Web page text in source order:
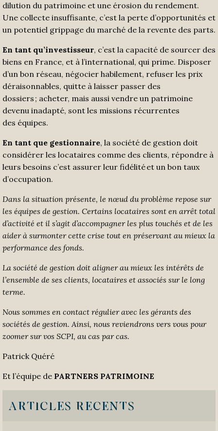
dilution du patrimoine et une érosion du rendement.
Une collecte insuffisante, c’est la perte d’opportunités et
un potentiel grippage du marché de la revente des parts.
En tant qu’investisseur, c’est la capacité de sourcer des
biens en France, et à l’international, qui prime. Disposer
d’un bon réseau, négocier habilement, refuser les prix
déraisonnables, quitte à laisser passer des
dossiers ; acheter, mais aussi vendre un patrimoine
devenu inadapté, sont les missions récurrentes
des équipes.
En tant que gestionnaire, la société de gestion doit
considérer les locataires comme des clients, répondre à
leurs besoins c’est assurer leur fidélité et un bon taux
d’occupation.
Dans la situation présente, le nœud du problème repose sur
les équipes de gestion. Certains locataires sont en arrêt total
d’activité et il s’agit d’accompagnerles plus touchés et de les
aiderà surmonter cette crise tout en préservant au mieux la
performance des fonds.
La société de gestion doit aligner au mieux les intérêts de
l’ensemble de ses clients, locataires et associés sur le long
terme.
Nous sommes en contact régulier avec les gérants des
sociétés de gestion. Ainsi, nous reviendrons vers vous pour
zoomer sur vos SCPI, au cas par cas.
Patrick Quéré
Et l’équipe de PARTNERS PATRIMOINE
ARTICLES RECENTS